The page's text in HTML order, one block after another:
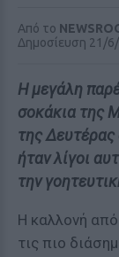
Από το
Δημοσίευση 21/
Η μεγάλη
σοκάκια της
της
ήταν λίγοι
την
Η καλλονή
τις πιο